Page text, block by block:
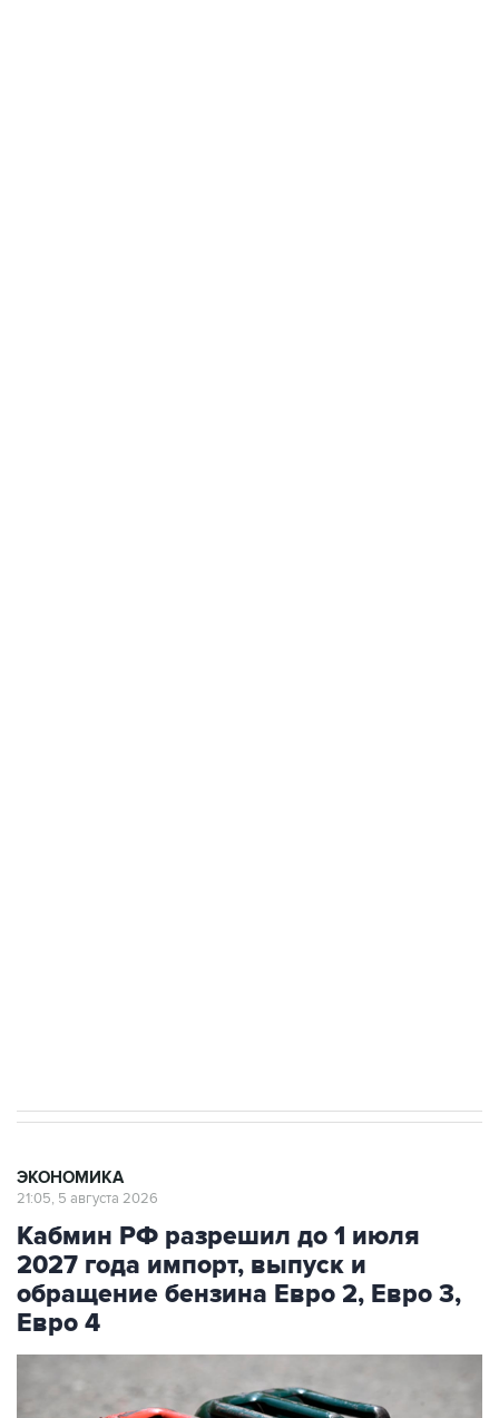
ЭКОНОМИКА
21:05, 5 августа 2026
Кабмин РФ разрешил до 1 июля
2027 года импорт, выпуск и
обращение бензина Евро 2, Евро 3,
Евро 4